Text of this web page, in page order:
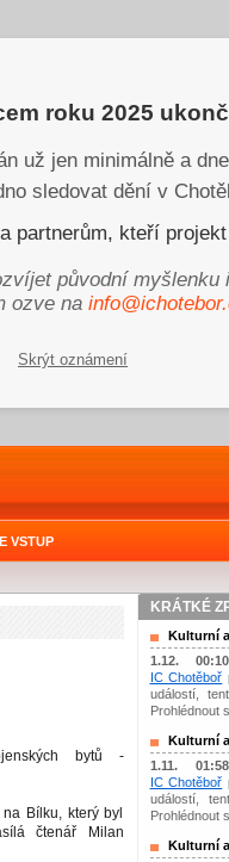
roku 2025
už jen minimálně a
sledovat dění v
partnerům, kteří
původní myšlenku
ozve na
Skrýt oznámení
VSTUP
bytů -
Bílku, který byl
čtenář Milan
KRÁTKÉ
Kulturní
1.12. 00:10
IC Chotěboř
událostí,
Prohlédnout
Kulturní
1.11. 01:58
IC Chotěboř
událostí,
Prohlédnout
Kulturní